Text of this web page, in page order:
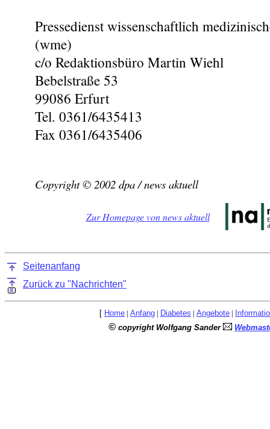
Pressedienst wissenschaftlich
(wme)
c/o Redaktionsbüro Martin Wiehl
Bebelstraße 53
99086 Erfurt
Tel. 0361/6435413
Fax 0361/6435406
Copyright © 2002 dpa / news aktuell
Zur Homepage von news aktuell
Seitenanfang
Zurück zu "Nachrichten"
[ Home | Anfang | Diabetes | Angebote |
© copyright Wolfgang Sander